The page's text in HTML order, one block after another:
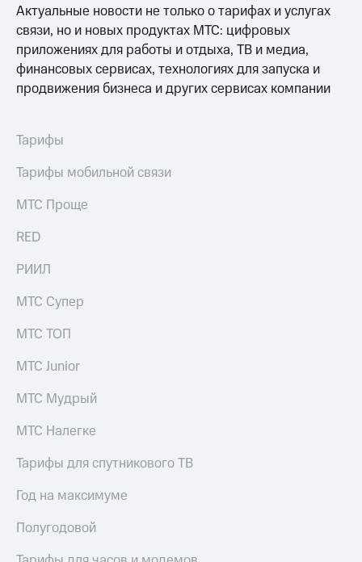
именных
облигаций
Другое
Регистратор
Реквизиты
этика
Актуальные новости не только о тарифах и услугах
связи, но и новых продуктах МТС: цифровых
приложениях для работы и отдыха, ТВ и медиа,
финансовых сервисах, технологиях для запуска и
продвижения бизнеса и других сервисах компании
Тарифы
Тарифы мобильной связи
МТС Проще
RED
РИИЛ
МТС Супер
МТС ТОП
МТС Junior
МТС Мудрый
МТС Налегке
Тарифы для спутникового ТВ
Год на максимуме
Полугодовой